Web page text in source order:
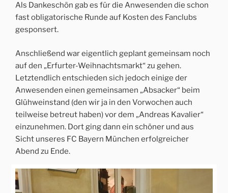
Als Dankeschön gab es für die Anwesenden die schon
fast obligatorische Runde auf Kosten des Fanclubs
gesponsert.
Anschließend war eigentlich geplant gemeinsam noch
auf den „Erfurter-Weihnachtsmarkt“ zu gehen.
Letztendlich entschieden sich jedoch einige der
Anwesenden einen gemeinsamen „Absacker“ beim
Glühweinstand (den wir ja in den Vorwochen auch
teilweise betreut haben) vor dem „Andreas Kavalier“
einzunehmen. Dort ging dann ein schöner und aus
Sicht unseres FC Bayern München erfolgreicher
Abend zu Ende.